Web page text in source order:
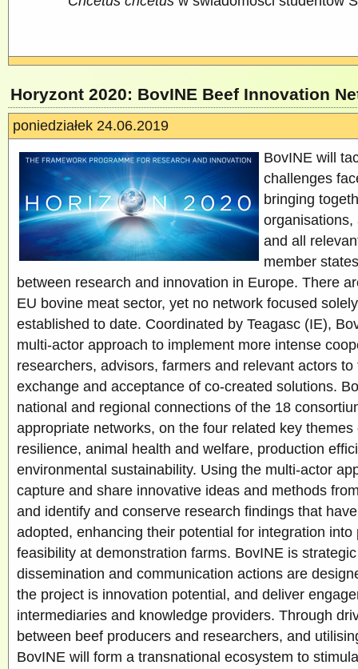
Horyzont 2020: BovINE Beef Innovation
poniedziałek 24.06.2019
BovINE will
challenges
bringing
organisations,
and all
member
between research and innovation in Europe. There
EU bovine meat sector, yet no network focused
established to date. Coordinated by Teagasc (IE),
multi-actor approach to implement more intense
researchers, advisors, farmers and relevant actors
exchange and acceptance of co-created solutions.
national and regional connections of the 18
appropriate networks, on the four related key
resilience, animal health and welfare, production
environmental sustainability. Using the multi-actor
capture and share innovative ideas and methods
and identify and conserve research findings that
adopted, enhancing their potential for integration
feasibility at demonstration farms. BovINE is
dissemination and communication actions are
the project is innovation potential, and deliver
intermediaries and knowledge providers. Through
between beef producers and researchers, and
BovINE will form a transnational ecosystem to